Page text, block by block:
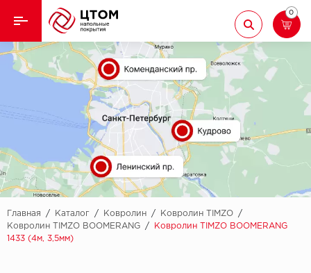
Назад
Кварцвиниловая плитка
Назад
Aberhof
Adelar
Alfa
AllureFloor
Alpine floor
Ламинат
Ковролин
Линолеум
Паркет
Паркетная доска
0
Главная / Каталог / Ковролин / Ковролин TIMZO
/
Ковролин TIMZO BOOMERANG
/
Ковролин TIMZO BOOMERANG
1433 (4м, 3,5мм)